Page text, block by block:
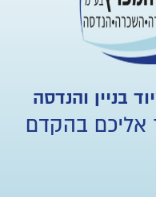
בניין והנדסה
אליכם בהקדם